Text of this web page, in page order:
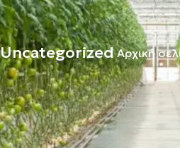
UncategorizedΑρχική